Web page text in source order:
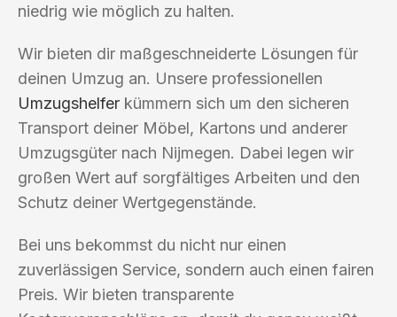
niedrig wie möglich zu halten.
Wir bieten dir maßgeschneiderte Lösungen für
deinen Umzug an. Unsere professionellen
Umzugshelfer kümmern sich um den sicheren
Transport deiner Möbel, Kartons und anderer
Umzugsgüter nach Nijmegen. Dabei legen wir
großen Wert auf sorgfältiges Arbeiten und den
Schutz deiner Wertgegenstände.
Bei uns bekommst du nicht nur einen
zuverlässigen Service, sondern auch einen fairen
Preis. Wir bieten transparente